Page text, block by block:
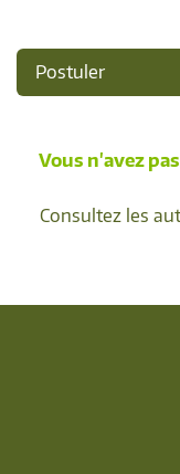
Postuler
Vous n'avez
Consultez les